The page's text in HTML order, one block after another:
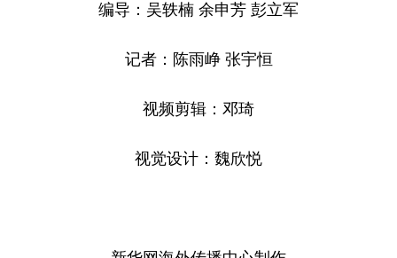
编导：吴轶楠 余申芳 彭立军
记者：陈雨峥 张宇恒
视频剪辑：邓琦
视觉设计：魏欣悦